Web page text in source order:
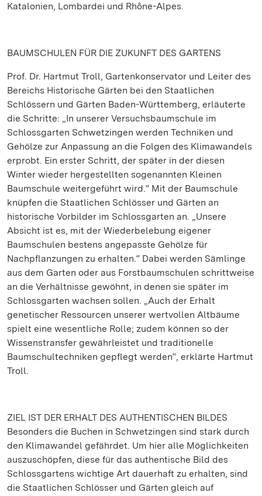
Katalonien, Lombardei und Rhône-Alpes.
BAUMSCHULEN FÜR DIE ZUKUNFT DES GARTENS
Prof. Dr. Hartmut Troll, Gartenkonservator und Leiter des
Bereichs Historische Gärten bei den Staatlichen
Schlössern und Gärten Baden-Württemberg, erläuterte
die Schritte: „In unserer Versuchsbaumschule im
Schlossgarten Schwetzingen werden Techniken und
Gehölze zur Anpassung an die Folgen des Klimawandels
erprobt. Ein erster Schritt, der später in der diesen
Winter wieder hergestellten sogenannten Kleinen
Baumschule weitergeführt wird.“ Mit der Baumschule
knüpfen die Staatlichen Schlösser und Gärten an
historische Vorbilder im Schlossgarten an. „Unsere
Absicht ist es, mit der Wiederbelebung eigener
Baumschulen bestens angepasste Gehölze für
Nachpflanzungen zu erhalten.“ Dabei werden Sämlinge
aus dem Garten oder aus Forstbaumschulen schrittweise
an die Verhältnisse gewöhnt, in denen sie später im
Schlossgarten wachsen sollen. „Auch der Erhalt
genetischer Ressourcen unserer wertvollen Altbäume
spielt eine wesentliche Rolle; zudem können so der
Wissenstransfer gewährleistet und traditionelle
Baumschultechniken gepflegt werden“, erklärte Hartmut
Troll.
ZIEL IST DER ERHALT DES AUTHENTISCHEN BILDES
Besonders die Buchen in Schwetzingen sind stark durch
den Klimawandel gefährdet. Um hier alle Möglichkeiten
auszuschöpfen, diese für das authentische Bild des
Schlossgartens wichtige Art dauerhaft zu erhalten, sind
die Staatlichen Schlösser und Gärten gleich auf